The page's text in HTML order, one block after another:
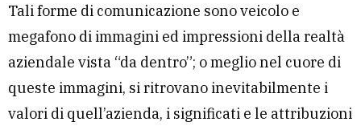
Tali forme di comunicazione sono veicolo e
megafono di immagini ed impressioni della realtà
aziendale vista “da dentro”; o meglio nel cuore di
queste immagini, si ritrovano inevitabilmente i
valori di quell’azienda, i significati e le attribuzioni